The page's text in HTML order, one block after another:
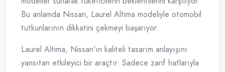
Bu anlamda Nissan, Laurel Altima modeliyle otomobil
tutkunlarının dikkatini çekmeyi başarıyor.
Laurel Altima, Nissan'ın kaliteli tasarım anlayışını
yansıtan etkileyici bir araçtır. Sadece zarif hatlarıyla